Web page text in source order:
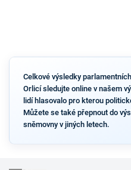
Celkové výsledky
Orlicí sledujte online v našem
lidí hlasovalo pro kterou
Můžete se také přepnout do
sněmovny v jiných letech.